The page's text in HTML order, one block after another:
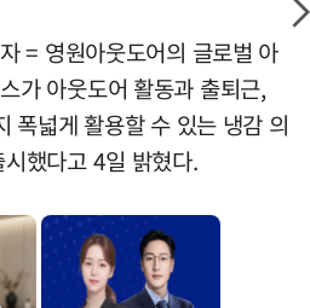
= 영원아웃도어의 글로벌 아
가 아웃도어 활동과 출퇴근,
폭넓게 활용할 수 있는 냉감 의
했다고 4일 밝혔다.